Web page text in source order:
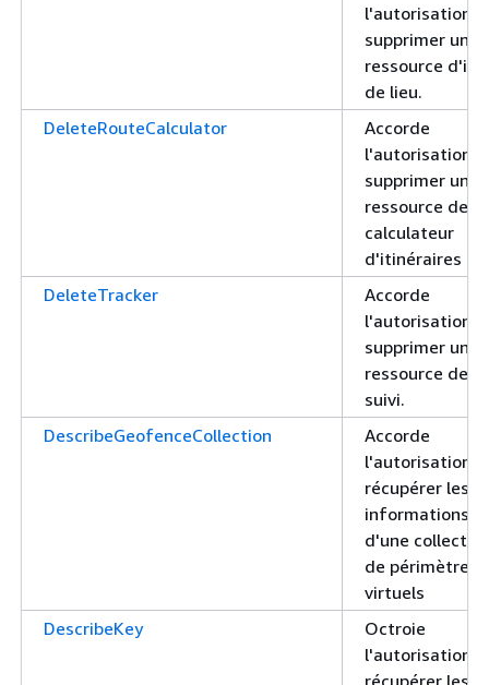
l'autorisation
supprimer une
ressource
de lieu.
DeleteRouteCalculator
Accorde
l'autorisation
supprimer une
ressource de
calculateur
d'itinéraires
DeleteTracker
Accorde
l'autorisation
supprimer une
ressource de
suivi.
DescribeGeofenceCollection
Accorde
l'autorisation
récupérer les
informations
d'une
de périmètres
virtuels
DescribeKey
Octroie
l'autorisation
récupérer les